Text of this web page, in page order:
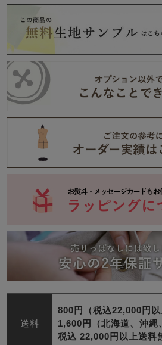
送料
800円（税込22,000円以
1,600円（北海道、沖縄
税込 22,000円以上送料